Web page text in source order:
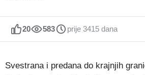
20 583 prije 3415 dana
Svestrana i predana do krajnjih